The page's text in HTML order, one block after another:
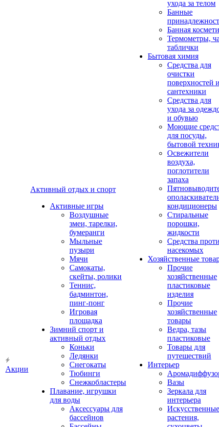
Акции
Активный отдых и спорт
Активные игры
Воздушные
змеи, тарелки,
бумеранги
Мыльные
пузыри
Мячи
Самокаты,
скейты, ролики
Теннис,
бадминтон,
пинг-понг
Игровая
площадка
Зимний спорт и
активный отдых
Коньки
Ледянки
Снегокаты
Тюбинги
Снежкобластеры
Плавание, игрушки
для воды
Аксессуары для
бассейнов
ухода за телом
Банные
Банная
Термометры,
таблички
Бытовая химия
Средства для
очистки
поверхностей
сантехники
Средства для
ухода за
и обувью
Моющие
для посуды,
бытовой
Освежители
воздуха,
поглотители
запаха
кондиционеры
Стиральные
порошки,
жидкости
Средства
насекомых
Хозяйственные
Прочие
хозяйственные
пластиковые
изделия
Прочие
хозяйственные
товары
Ведра, тазы
пластиковые
Товары для
путешествий
Интерьер
Вазы
Зеркала для
интерьера
Искусственные
растения,